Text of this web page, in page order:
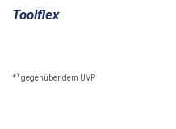
Toolflex
*1 gegenüber dem UVP